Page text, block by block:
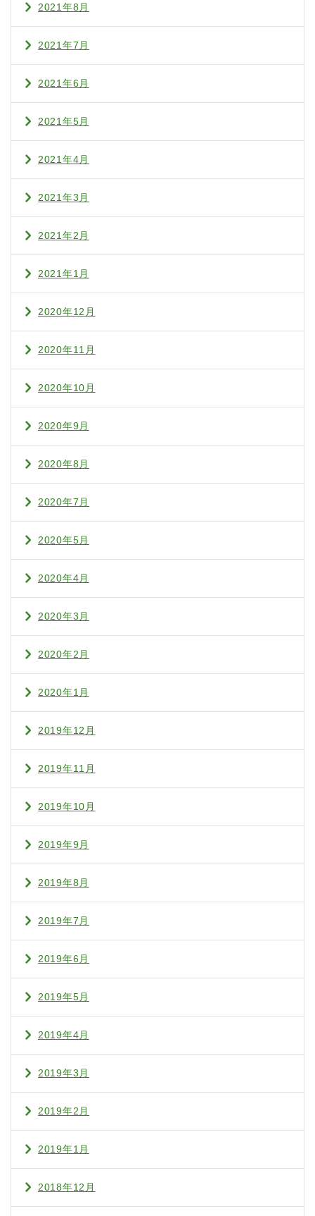
2021年8月
2021年7月
2021年6月
2021年5月
2021年4月
2021年3月
2021年2月
2021年1月
2020年12月
2020年11月
2020年10月
2020年9月
2020年8月
2020年7月
2020年5月
2020年4月
2020年3月
2020年2月
2020年1月
2019年12月
2019年11月
2019年10月
2019年9月
2019年8月
2019年7月
2019年6月
2019年5月
2019年4月
2019年3月
2019年2月
2019年1月
2018年12月